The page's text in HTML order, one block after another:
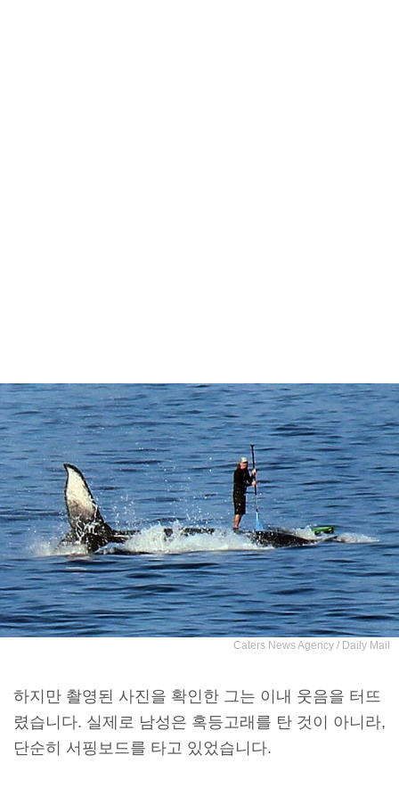
Caters News Agency / Daily Mail
하지만 촬영된 사진을 확인한 그는 이내 웃음을 터뜨
렸습니다. 실제로 남성은 혹등고래를 탄 것이 아니라,
단순히 서핑보드를 타고 있었습니다.